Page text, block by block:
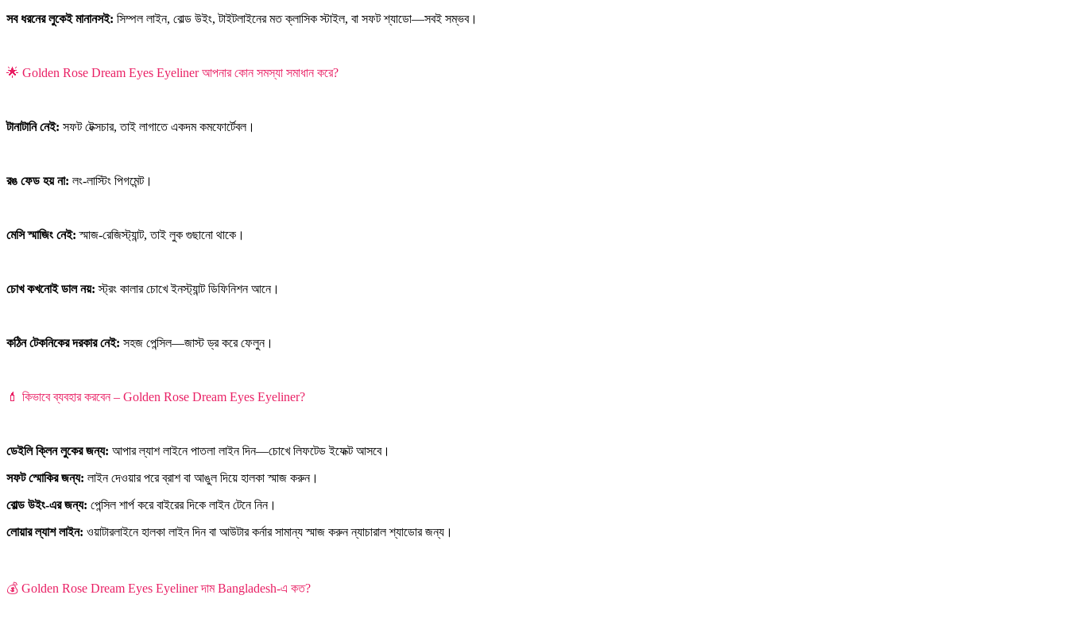
সব ধরনের লুকেই মানানসই: সিম্পল লাইন, বোল্ড উইং, টাইটলাইনের মত ক্লাসিক স্টাইল, বা সফট শ্যাডো—সবই সম্ভব।
🌟 Golden Rose Dream Eyes Eyeliner আপনার কোন সমস্যা সমাধান করে?
টানাটানি নেই: সফট টেক্সচার, তাই লাগাতে একদম কমফোর্টেবল।
রঙ ফেড হয় না: লং-লাস্টিং পিগমেন্ট।
মেসি স্মাজিং নেই: স্মাজ-রেজিস্ট্যান্ট, তাই লুক গুছানো থাকে।
চোখ কখনোই ডাল নয়: স্ট্রং কালার চোখে ইনস্ট্যান্ট ডিফিনিশন আনে।
কঠিন টেকনিকের দরকার নেই: সহজ পেন্সিল—জাস্ট ড্র করে ফেলুন।
💄 কিভাবে ব্যবহার করবেন – Golden Rose Dream Eyes Eyeliner?
ডেইলি ক্লিন লুকের জন্য: আপার ল্যাশ লাইনে পাতলা লাইন দিন—চোখে লিফটেড ইফেক্ট আসবে।
সফট স্মোকির জন্য: লাইন দেওয়ার পরে ব্রাশ বা আঙুল দিয়ে হালকা স্মাজ করুন।
বোল্ড উইং-এর জন্য: পেন্সিল শার্প করে বাইরের দিকে লাইন টেনে নিন।
লোয়ার ল্যাশ লাইন: ওয়াটারলাইনে হালকা লাইন দিন বা আউটার কর্নার সামান্য স্মাজ করুন ন্যাচারাল শ্যাডোর জন্য।
💰 Golden Rose Dream Eyes Eyeliner দাম Bangladesh-এ কত?